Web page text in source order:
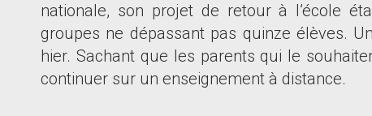
nationale, son projet de retour à l’école
groupes ne dépassant pas quinze élèves.
hier. Sachant que les parents qui le
continuer sur un enseignement à distance.